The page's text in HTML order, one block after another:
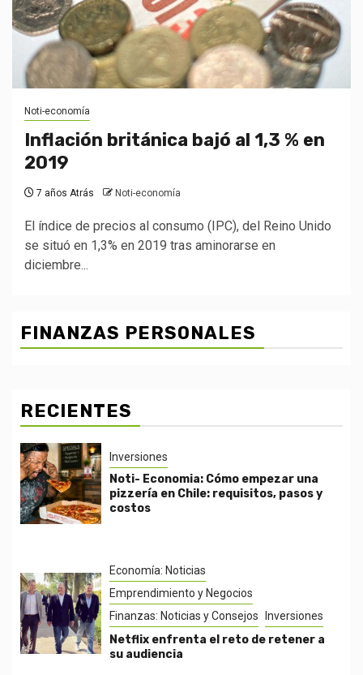
Noti-economía
Inflación británica bajó al 1,3 % en
2019
7 años Atrás Noti-economía
El índice de precios al consumo (IPC), del Reino Unido
se situó en 1,3% en 2019 tras aminorarse en
diciembre...
FINANZAS PERSONALES
RECIENTES
Inversiones
Noti- Economia: Cómo empezar una
pizzería en Chile: requisitos, pasos y
costos
Economía: Noticias
Emprendimiento y Negocios
Finanzas: Noticias y Consejos
Inversiones
Netflix enfrenta el reto de retener a
su audiencia